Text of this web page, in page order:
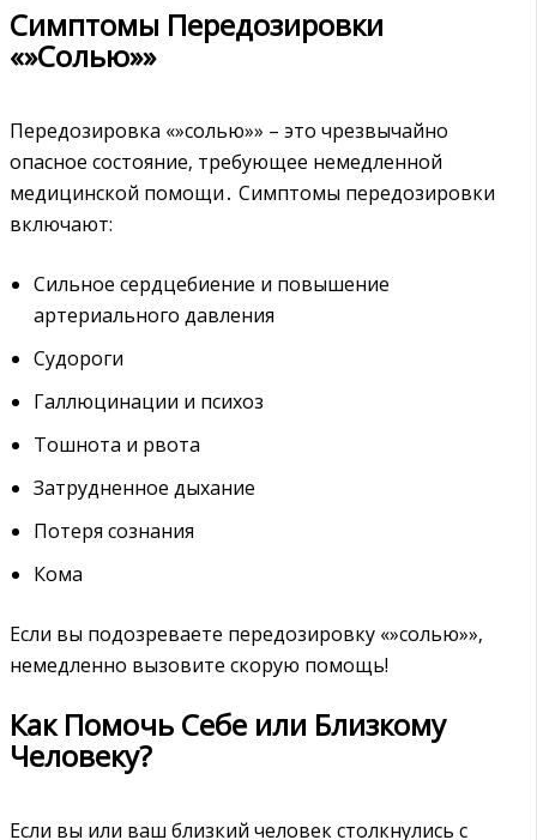
Симптомы Передозировки
«»Солью»»
Передозировка «»солью»» – это чрезвычайно
опасное состояние‚ требующее немедленной
медицинской помощи․ Симптомы передозировки
включают:
Сильное сердцебиение и повышение
артериального давления
Судороги
Галлюцинации и психоз
Тошнота и рвота
Затрудненное дыхание
Потеря сознания
Кома
Если вы подозреваете передозировку «»солью»»‚
немедленно вызовите скорую помощь!
Как Помочь Себе или Близкому
Человеку?
Если вы или ваш близкий человек столкнулись с